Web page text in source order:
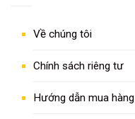
Về chúng tôi
Chính sách riêng tư
Hướng dẫn mua hàng